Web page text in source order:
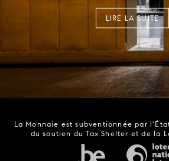
LIRE LA SUITE
La Monnaie est subventionnée par
du soutien du Tax Shelter et de la